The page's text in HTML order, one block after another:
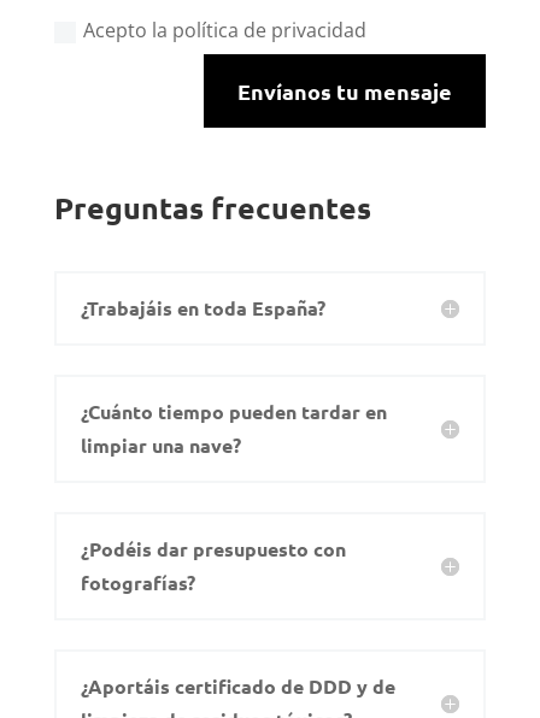
Acepto la política de privacidad
Envíanos tu mensaje
Preguntas frecuentes
¿Trabajáis en toda España?
¿Cuánto tiempo pueden tardar en
limpiar una nave?
¿Podéis dar presupuesto con
fotografías?
¿Aportáis certificado de DDD y de